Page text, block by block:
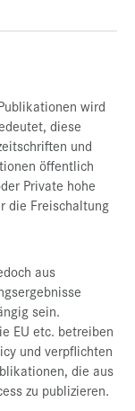
wird
diese
und
öffentlich
Private hohe
die Freischaltung
aus
sein.
EU etc. betreiben
und verpflichten
die aus
zu publizieren.